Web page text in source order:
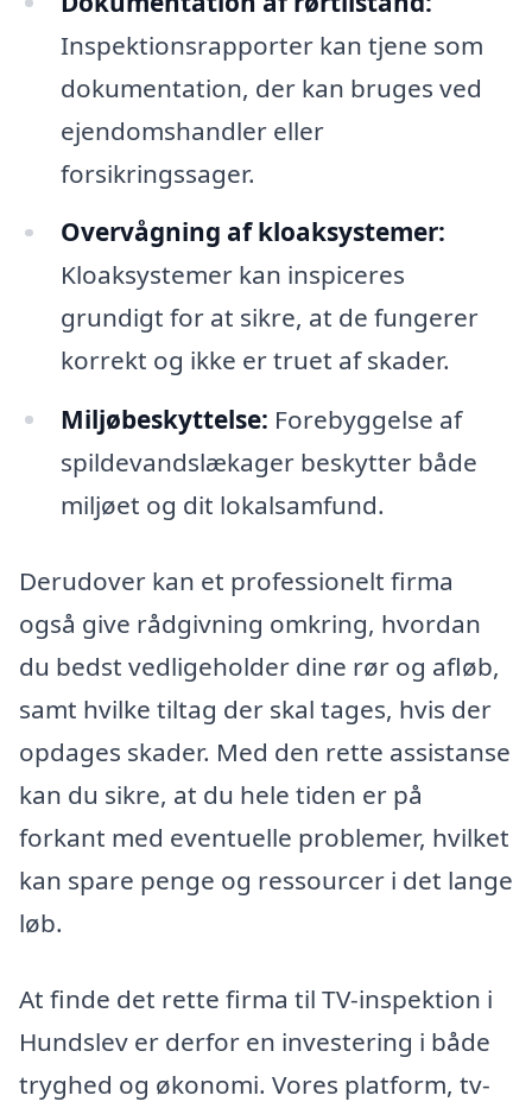
Inspektionsrapporter kan tjene som
dokumentation, der kan bruges ved
ejendomshandler eller
forsikringssager.
Overvågning af kloaksystemer:
Kloaksystemer kan inspiceres
grundigt for at sikre, at de fungerer
korrekt og ikke er truet af skader.
Miljøbeskyttelse: Forebyggelse af
spildevandslækager beskytter både
miljøet og dit lokalsamfund.
Derudover kan et professionelt firma
også give rådgivning omkring, hvordan
du bedst vedligeholder dine rør og afløb,
samt hvilke tiltag der skal tages, hvis der
opdages skader. Med den rette assistanse
kan du sikre, at du hele tiden er på
forkant med eventuelle problemer, hvilket
kan spare penge og ressourcer i det lange
løb.
At finde det rette firma til TV-inspektion i
Hundslev er derfor en investering i både
tryghed og økonomi. Vores platform, tv-